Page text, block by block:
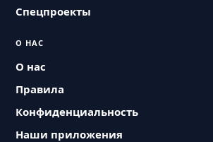
Спецпроекты
О НАС
О нас
Правила
Конфиденциальность
Наши приложения